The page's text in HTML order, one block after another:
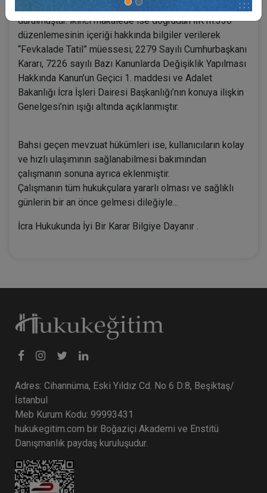
“Fevkalade Hallerde Mühlet” kurumu üzerinde
durulmuştur. İkinci makalede ise doğrudan İİK m.330
düzenlemesinin içeriği hakkında bilgiler verilerek
“Fevkalade Tatil” müessesi; 2279 Sayılı Cumhurbaşkanı
Kararı, 7226 sayılı Bazı Kanunlarda Değişiklik Yapılması
Hakkında Kanun’un Geçici 1. maddesi ve Adalet
Bakanlığı İcra İşleri Dairesi Başkanlığı’nın konuya ilişkin
Genelgesi’nin ışığı altında açıklanmıştır.
Bahsi geçen mevzuat hükümleri ise, kullanıcıların kolay
ve hızlı ulaşımının sağlanabilmesi bakımından
çalışmanın sonuna ayrıca eklenmiştir.
Çalışmanın tüm hukukçulara yararlı olması ve sağlıklı
günlerin bir an önce gelmesi dileğiyle...
İcra Hukukunda İyi Bir Karar Bilgiye Dayanır .
Adres: Cihannüma, Eski Yıldız Cd. No 6 D:8, Beşiktaş/
İstanbul
Meb Kurum Kodu: 99993431
hukukegitim.com bir Boğaziçi Akademi ve Enstitü
Danışmanlık paydaş kuruluşudur.